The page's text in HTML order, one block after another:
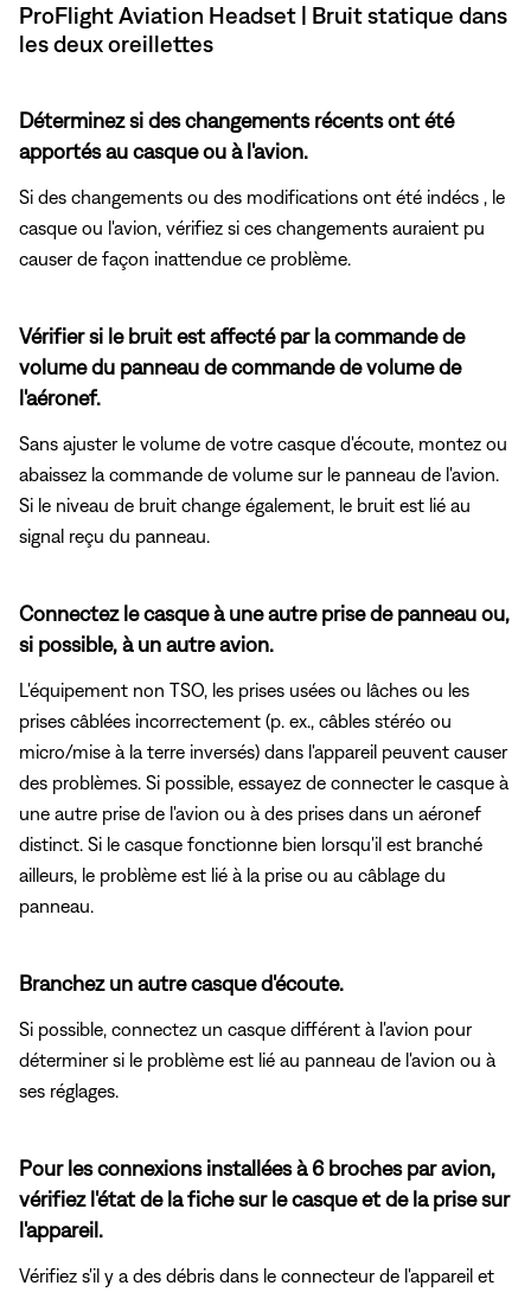
ProFlight Aviation Headset | Bruit statique dans
les deux oreillettes
Déterminez si des changements récents ont été
apportés au casque ou à l'avion.
Si des changements ou des modifications ont été indécs , le
casque ou l'avion, vérifiez si ces changements auraient pu
causer de façon inattendue ce problème.
Vérifier si le bruit est affecté par la commande de
volume du panneau de commande de volume de
l'aéronef.
Sans ajuster le volume de votre casque d'écoute, montez ou
abaissez la commande de volume sur le panneau de l'avion.
Si le niveau de bruit change également, le bruit est lié au
signal reçu du panneau.
Connectez le casque à une autre prise de panneau ou,
si possible, à un autre avion.
L'équipement non TSO, les prises usées ou lâches ou les
prises câblées incorrectement (p. ex., câbles stéréo ou
micro/mise à la terre inversés) dans l'appareil peuvent causer
des problèmes. Si possible, essayez de connecter le casque à
une autre prise de l'avion ou à des prises dans un aéronef
distinct. Si le casque fonctionne bien lorsqu'il est branché
ailleurs, le problème est lié à la prise ou au câblage du
panneau.
Branchez un autre casque d'écoute.
Si possible, connectez un casque différent à l'avion pour
déterminer si le problème est lié au panneau de l'avion ou à
ses réglages.
Pour les connexions installées à 6 broches par avion,
vérifiez l'état de la fiche sur le casque et de la prise sur
l'appareil.
Vérifiez s'il y a des débris dans le connecteur de l'appareil et